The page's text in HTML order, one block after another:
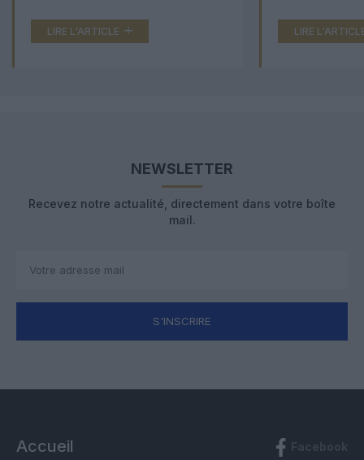
LIRE L'ARTICLE LIRE
NEWSLETTER
Recevez notre actualité, directement dans votre boîte
mail.
S'INSCRIRE
Accueil